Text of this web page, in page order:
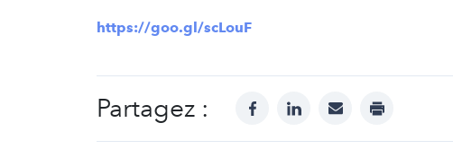
https://goo.gl/scLouF
Partagez : facebooklinkedinmail print